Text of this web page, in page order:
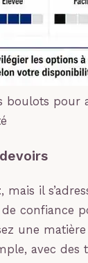
boulots pour
, mais il
confiance
une
avec